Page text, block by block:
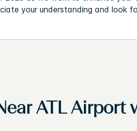
your understanding and look
ATL Airport